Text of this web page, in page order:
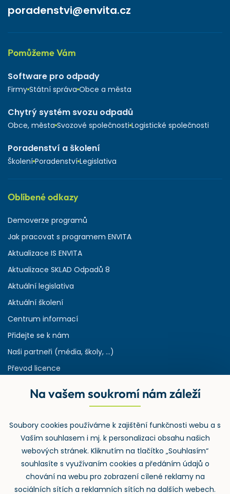
poradenstvi@envita.cz
Pomůžeme Vám
Software pro odpady
Firmy Státní správa Obce a města
Chytrý systém svozu odpadů
Obce, města Svozové společnosti Logistické společnosti
Poradenství a školení
Školení Poradenství Legislativa
Oblíbené odkazy
Demoverze programů
Jak pracovat s programem ENVITA
Aktualizace IS ENVITA
Aktualizace SKLAD Odpadů 8
Aktuální legislativa
Aktuální školení
Centrum informací
Přidejte se k nám
Naši partneři (média, školy, ...)
Převod licence
Rejstřík používaných zkratek v odpadech
Zpětný odběr
Na vašem soukromí nám záleží
Soubory cookies používáme k zajištění funkčnosti webu a s
Vaším souhlasem i mj. k personalizaci obsahu našich
webových stránek. Kliknutím na tlačítko „Souhlasím“
souhlasíte s využívaním cookies a předáním údajů o
chování na webu pro zobrazení cílené reklamy na
sociálních sítích a reklamních sítích na dalších webech.